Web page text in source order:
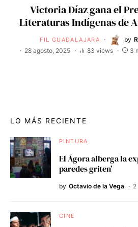
Victoria Díaz gana el
Literaturas Indígenas de
FIL GUADALAJARA by
28 agosto, 2025
83 views 3
LO MÁS RECIENTE
PINTURA
El Ágora alberga la
paredes griten’
by Octavio de la Vega
CINE